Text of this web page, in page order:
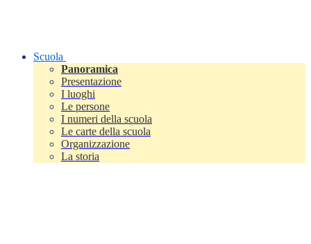
Scuola
Panoramica
Presentazione
I luoghi
Le persone
I numeri della scuola
Le carte della scuola
Organizzazione
La storia